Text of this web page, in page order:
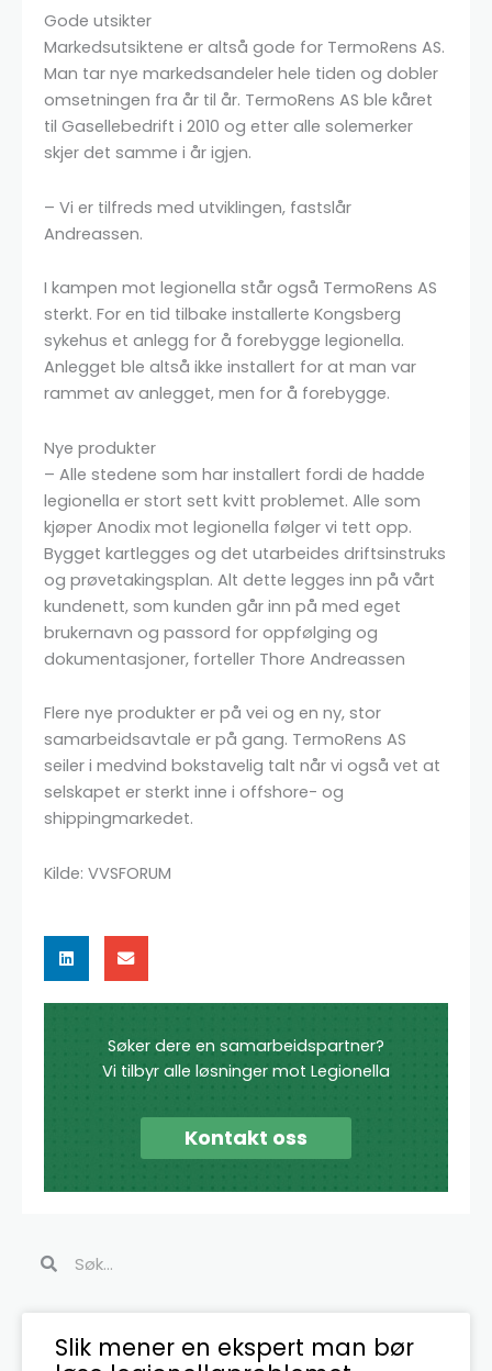
Gode utsikter
Markedsutsiktene er altså gode for TermoRens AS.
Man tar nye markedsandeler hele tiden og dobler
omsetningen fra år til år. TermoRens AS ble kåret
til Gasellebedrift i 2010 og etter alle solemerker
skjer det samme i år igjen.
– Vi er tilfreds med utviklingen, fastslår
Andreassen.
I kampen mot legionella står også TermoRens AS
sterkt. For en tid tilbake installerte Kongsberg
sykehus et anlegg for å forebygge legionella.
Anlegget ble altså ikke installert for at man var
rammet av anlegget, men for å forebygge.
Nye produkter
– Alle stedene som har installert fordi de hadde
legionella er stort sett kvitt problemet. Alle som
kjøper Anodix mot legionella følger vi tett opp.
Bygget kartlegges og det utarbeides driftsinstruks
og prøvetakingsplan. Alt dette legges inn på vårt
kundenett, som kunden går inn på med eget
brukernavn og passord for oppfølging og
dokumentasjoner, forteller Thore Andreassen
Flere nye produkter er på vei og en ny, stor
samarbeidsavtale er på gang. TermoRens AS
seiler i medvind bokstavelig talt når vi også vet at
selskapet er sterkt inne i offshore- og
shippingmarkedet.
Kilde: VVSFORUM
Søker dere en samarbeidspartner?
Vi tilbyr alle løsninger mot Legionella
Kontakt oss
Slik mener en ekspert man bør